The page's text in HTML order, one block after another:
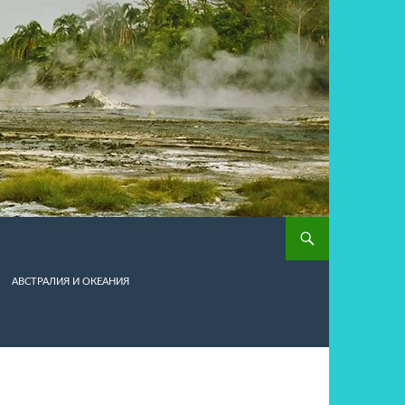
АВСТРАЛИЯ И ОКЕАНИЯ